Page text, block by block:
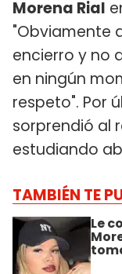
Morena Rial
"Obviamente
encierro y no
en ningún
respeto". Por
sorprendió al
estudiando
TAMBIÉN TE
Le